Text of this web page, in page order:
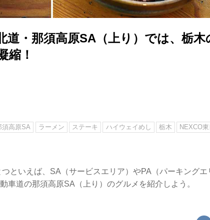
道・那須高原SA（上り）では、栃木
縮！
須高原SA ラーメン ステーキ ハイウェイめし 栃木
NEXCO
といえば、SA（サービスエリア）やPA（パーキングエ
車道の那須高原SA（上り）のグルメを紹介しよう。